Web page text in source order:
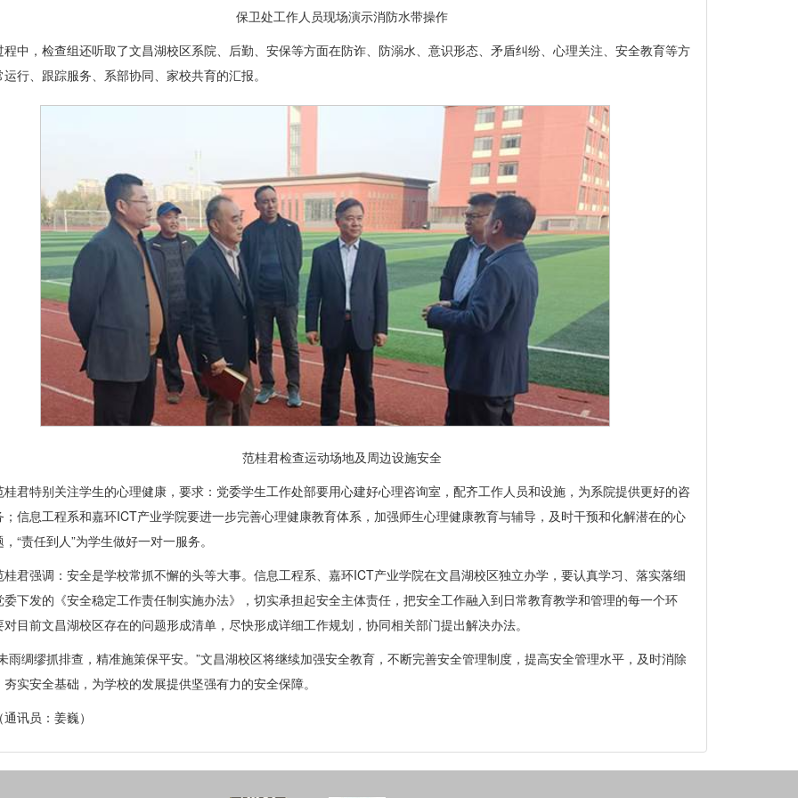
保卫处工作人员现场演示消防水带操作
程中，检查组还听取了文昌湖校区系院、后勤、安保等方面在防诈、防溺水、意识形态、矛盾纠纷、心理关注、安全教育等方
行、跟踪服务、系部协同、家校共育的汇报。
范桂君检查运动场地及周边设施安全
桂君特别关注学生的心理健康，要求：党委学生工作处部要用心建好心理咨询室，配齐工作人员和设施，为系院提供更好的咨
；信息工程系和嘉环ICT产业学院要进一步完善心理健康教育体系，加强师生心理健康教育与辅导，及时干预和化解潜在的心
“责任到人”为学生做好一对一服务。
桂君强调：安全是学校常抓不懈的头等大事。信息工程系、嘉环ICT产业学院在文昌湖校区独立办学，要认真学习、落实落细
委下发的《安全稳定工作责任制实施办法》，切实承担起安全主体责任，把安全工作融入到日常教育教学和管理的每一个环
目前文昌湖校区存在的问题形成清单，尽快形成详细工作规划，协同相关部门提出解决办法。
雨绸缪抓排查，精准施策保平安。”文昌湖校区将继续加强安全教育，不断完善安全管理制度，提高安全管理水平，及时消除
实安全基础，为学校的发展提供坚强有力的安全保障。
通讯员：姜巍）